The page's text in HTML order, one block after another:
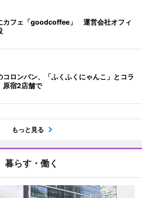
カフェ「goodcoffee」 運営会社オフィ
コロンバン、「ふくふくにゃんこ」とコラ
宿2店舗で
もっと見る
暮らす・働く